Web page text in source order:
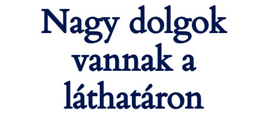
Nagy dolgok
vannak a
láthatáron